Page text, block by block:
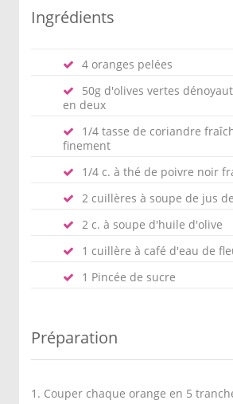
Ingrédients
4 oranges pelées
50g d'olives vertes
en deux
1/4 tasse de coriandre
finement
1/4 c. à thé de poivre noir
2 cuillères à soupe de jus
2 c. à soupe d'huile d'olive
1 cuillère à café d'eau de
1 Pincée de sucre
Préparation
1. Couper chaque orange en 5